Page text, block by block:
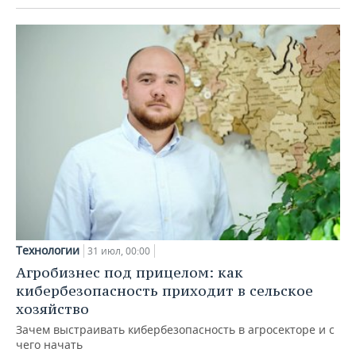
Технологии 31 июл, 00:00
Агробизнес под прицелом: как
кибербезопасность приходит в сельское
хозяйство
Зачем выстраивать кибербезопасность в агросекторе и с
чего начать